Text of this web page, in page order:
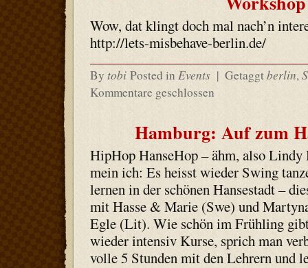
Wow, dat klingt doch mal nach’n
http://lets-misbehave-berlin.de/
By tobi Posted in Events | Getaggtberlin,
Kommentare geschlossen
Hamburg: Auf zum
HipHop HanseHop – ähm, also Lindy
mein ich: Es heisst wieder Swing
lernen in der schönen Hansestadt –
mit Hasse & Marie (Swe) und
Egle (Lit). Wie schön im Frühling
wieder intensiv Kurse, sprich man
volle 5 Stunden mit den Lehrern und